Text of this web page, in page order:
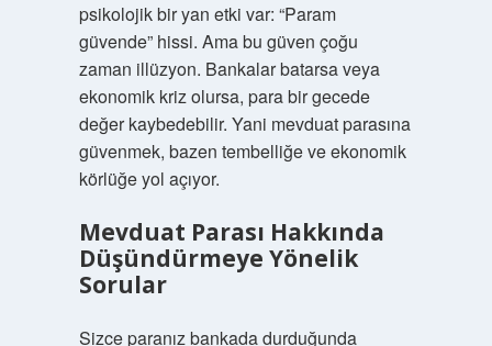
psikolojik bir yan etki var: “Param
güvende” hissi. Ama bu güven çoğu
zaman illüzyon. Bankalar batarsa veya
ekonomik kriz olursa, para bir gecede
değer kaybedebilir. Yani mevduat parasına
güvenmek, bazen tembelliğe ve ekonomik
körlüğe yol açıyor.
Mevduat Parası Hakkında
Düşündürmeye Yönelik
Sorular
Sizce paranız bankada durduğunda